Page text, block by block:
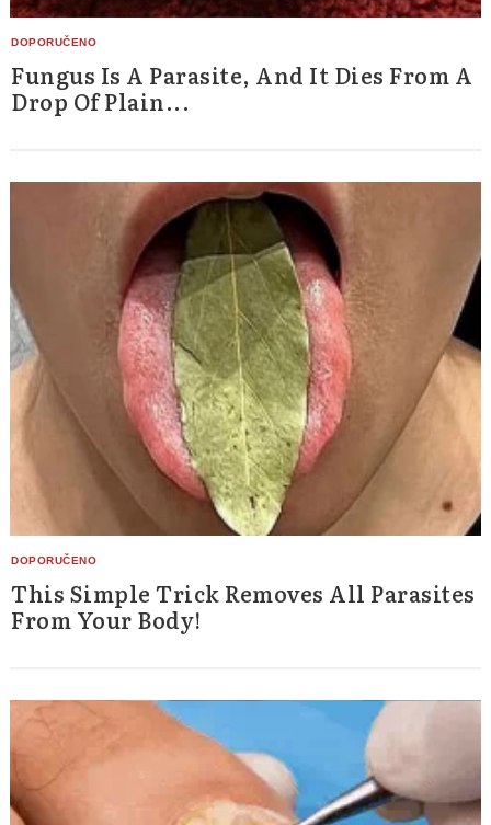
Fungus Is A Parasite, And It Dies From A
Drop Of Plain...
This Simple Trick Removes All Parasites
From Your Body!